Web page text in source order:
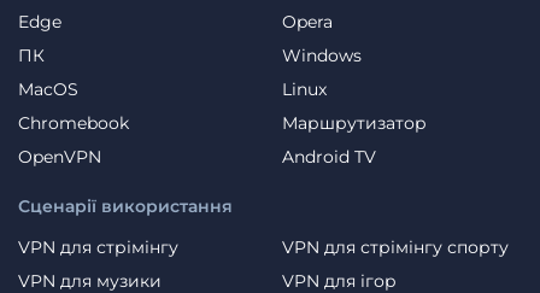
Edge
Opera
ПК
Windows
MacOS
Linux
Chromebook
Маршрутизатор
OpenVPN
Android TV
Сценарії використання
VPN для стрімінгу
VPN для стрімінгу спорту
VPN для музики
VPN для ігор